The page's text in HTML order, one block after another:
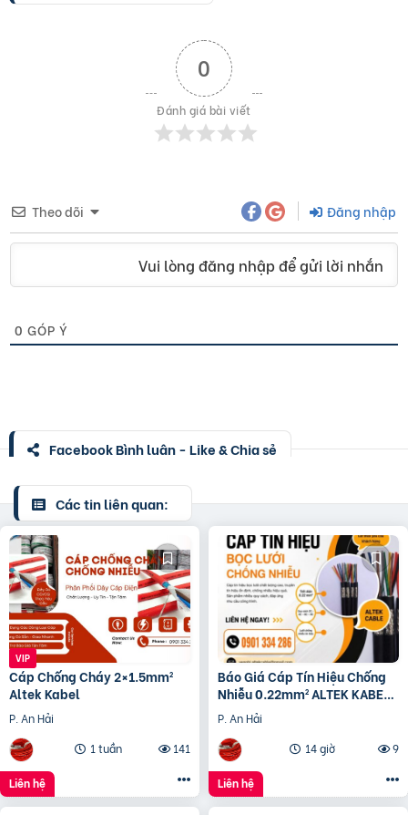
0
Đánh giá bài viết
Theo dõi Đăng nhập
Vui lòng đăng nhập để gửi lời nhắn
0 GÓP Ý
Facebook Bình luận - Like & Chia sẻ
Các tin liên quan:
Cáp Chống Cháy 2×1.5mm²
Altek Kabel
P. An Hải
1 tuần
141
Liên hệ
Báo Giá Cáp Tín Hiệu Chống
Nhiễu 0.22mm² ALTEK KABEL |
Đồng Nguyên Chất 100%
P. An Hải
14 giờ
9
Liên hệ